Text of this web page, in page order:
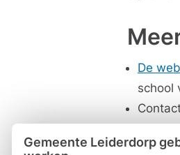
Gemeente Leiderdorp
De
school